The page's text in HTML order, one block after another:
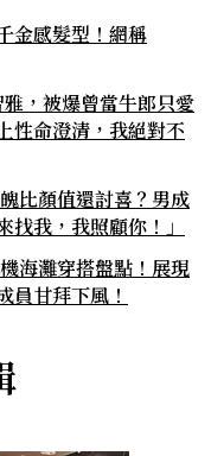
金感髮型！網稱
雅，被爆曾當牛郎只愛
性命澄清，我絕對不
比顏值還討喜？男成
找我，我照顧你！」
海灘穿搭盤點！展現
員甘拜下風！